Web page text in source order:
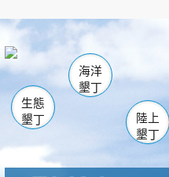
海生館
恆春
龍鑾潭自然中心
瓊麻館
關山
白砂
生態
墾丁
海洋
墾丁
陸上
墾丁